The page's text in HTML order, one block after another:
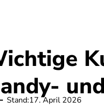
Stand:17. April 2026